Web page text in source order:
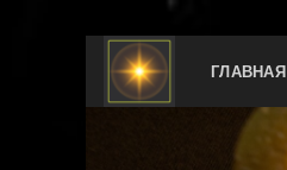
Skip
content
ГЛАВНАЯ